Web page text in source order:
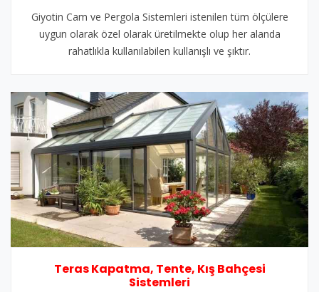
Giyotin Cam ve Pergola Sistemleri istenilen tüm ölçülere
uygun olarak özel olarak üretilmekte olup her alanda
rahatlıkla kullanılabilen kullanışlı ve şıktır.
Teras Kapatma, Tente, Kış Bahçesi
Sistemleri